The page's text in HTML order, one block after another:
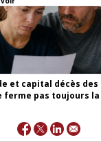
et capital décès
ferme pas toujours